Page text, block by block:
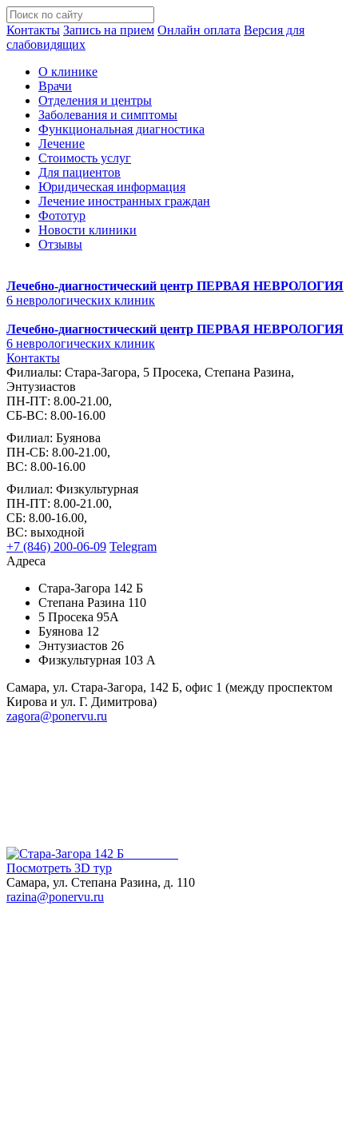
Контакты Запись на прием Онлайн оплата Версия для
слабовидящих
О клинике
Врачи
Отделения и центры
Заболевания и симптомы
Функциональная диагностика
Лечение
Стоимость услуг
Для пациентов
Юридическая информация
Лечение иностранных граждан
Фототур
Новости клиники
Отзывы
Лечебно-диагностический центр ПЕРВАЯ НЕВРОЛОГИЯ
6 неврологических клиник
Лечебно-диагностический центр ПЕРВАЯ НЕВРОЛОГИЯ
6 неврологических клиник
Контакты
Филиалы: Стара-Загора, 5 Просека, Степана Разина,
Энтузиастов
ПН-ПТ: 8.00-21.00,
СБ-ВС: 8.00-16.00
Филиал: Буянова
ПН-СБ: 8.00-21.00,
ВС: 8.00-16.00
Филиал: Физкультурная
ПН-ПТ: 8.00-21.00,
СБ: 8.00-16.00,
ВС: выходной
+7 (846) 200-06-09 Telegram
Адреса
Стара-Загора 142 Б
Степана Разина 110
5 Просека 95А
Буянова 12
Энтузиастов 26
Физкультурная 103 А
Самара, ул. Стара-Загора, 142 Б, офис 1 (между проспектом
Кирова и ул. Г. Димитрова)
zagora@ponervu.ru
Посмотреть 3D тур
Самара, ул. Степана Разина, д. 110
razina@ponervu.ru